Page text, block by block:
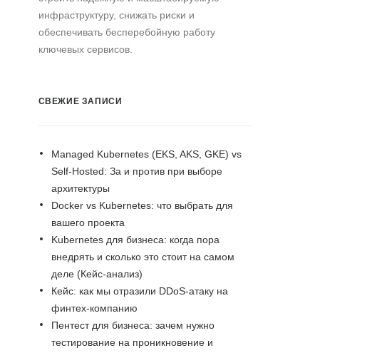
инфраструктуру, снижать риски и
обеспечивать бесперебойную работу
ключевых сервисов.
СВЕЖИЕ ЗАПИСИ
Managed Kubernetes (EKS, AKS, GKE) vs
Self-Hosted: За и против при выборе
архитектуры
Docker vs Kubernetes: что выбрать для
вашего проекта
Kubernetes для бизнеса: когда пора
внедрять и сколько это стоит на самом
деле (Кейс-анализ)
Кейс: как мы отразили DDoS-атаку на
финтех-компанию
Пентест для бизнеса: зачем нужно
тестирование на проникновение и